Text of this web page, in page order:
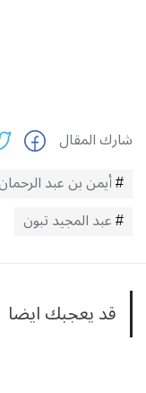
شارك المقال
أيمن بن عبد
عبد المجيد تبون
قد يعجبك ايضا